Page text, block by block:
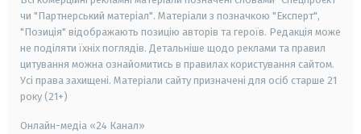
чи "Партнерський матеріал". Матеріали з позначкою "Експерт",
"Позиція" відображають позицію авторів та героїв. Редакція може
не поділяти їхніх поглядів. Детальніше щодо реклами та правил
цитування можна ознайомитись в правилах користування сайтом.
Усі права захищені. Матеріали сайту призначені для осіб старше 21
року (21+)
Онлайн-медіа «24 Канал»